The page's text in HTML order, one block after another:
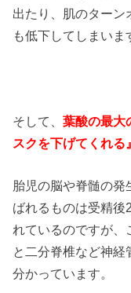
出たり、肌のターン
も低下してしまいま
そして、葉酸の最大
スクを下げてくれる』
胎児の脳や脊髄の
ばれるものは受精後
れているのですが、
と二分脊椎など神
分かっています。